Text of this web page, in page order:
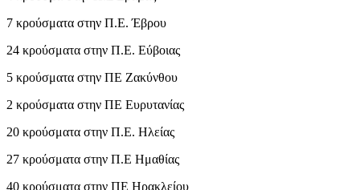
7 κρούσματα στην Π.Ε. Έβρου
24 κρούσματα στην Π.Ε. Εύβοιας
5 κρούσματα στην ΠΕ Ζακύνθου
2 κρούσματα στην ΠΕ Ευρυτανίας
20 κρούσματα στην Π.Ε. Ηλείας
27 κρούσματα στην Π.Ε Ημαθίας
40 κρούσματα στην ΠΕ Ηρακλείου